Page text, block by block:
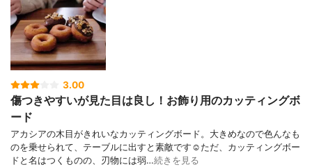
3.00
傷つきやすいが見た目は良し！お飾り用のカッティングボ
ード
アカシアの木目がきれいなカッティングボード。大きめなので色んなも
のを乗せられて、テーブルに出すと素敵です☺️ただ、カッティングボー
ドと名はつくものの、刃物には弱…続きを見る